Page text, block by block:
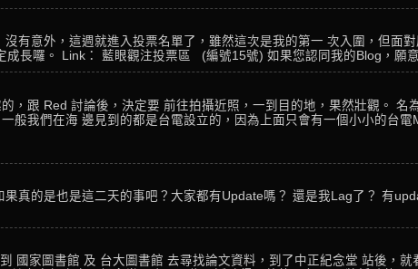
有意外，這週就進入投票名單了，雖然這次是我的第一 次入圍，但面
長囉。 Link： 藍眼觀注投票區 (編號15號) 如果您認同我的Blog，願意
，跟 Red 討論後，決定要 前往拍攝近照，一到目的地，果然壯觀。 名
般我們在海 邊見到的都是台電設立的，因為上面只會有一個小小的台電
真的是也是這二天的事吧？大家都有Update嗎？ 還是我Lag了？ 有
國家圖書館 及 台大圖書館 去尋找論文資料，到了中正紀念堂 站後，就